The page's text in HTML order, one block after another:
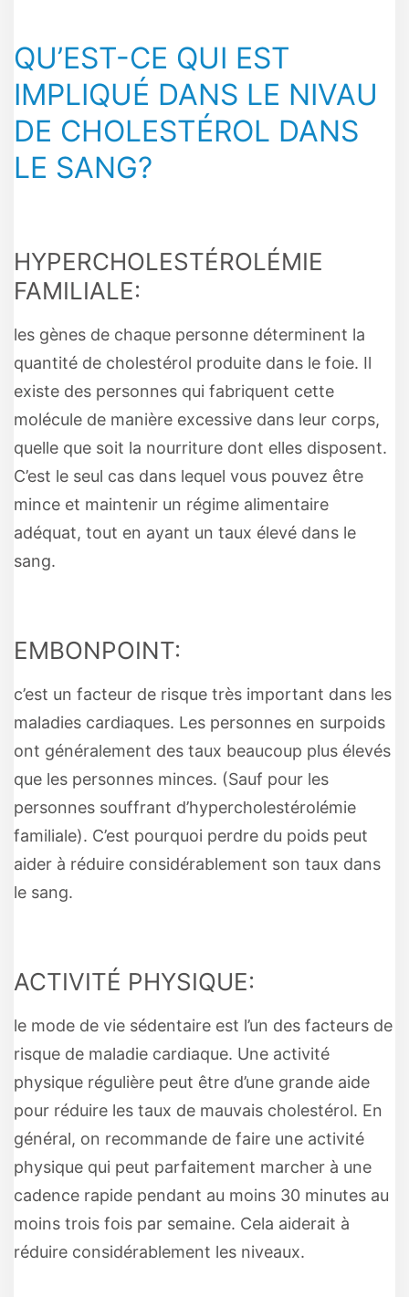
QU’EST-CE QUI EST
IMPLIQUÉ DANS LE NIVAU
DE CHOLESTÉROL DANS
LE SANG?
HYPERCHOLESTÉROLÉMIE
FAMILIALE:
les gènes de chaque personne déterminent la
quantité de cholestérol produite dans le foie. Il
existe des personnes qui fabriquent cette
molécule de manière excessive dans leur corps,
quelle que soit la nourriture dont elles disposent.
C’est le seul cas dans lequel vous pouvez être
mince et maintenir un régime alimentaire
adéquat, tout en ayant un taux élevé dans le
sang.
EMBONPOINT:
c’est un facteur de risque très important dans les
maladies cardiaques. Les personnes en surpoids
ont généralement des taux beaucoup plus élevés
que les personnes minces. (Sauf pour les
personnes souffrant d’hypercholestérolémie
familiale). C’est pourquoi perdre du poids peut
aider à réduire considérablement son taux dans
le sang.
ACTIVITÉ PHYSIQUE:
le mode de vie sédentaire est l’un des facteurs de
risque de maladie cardiaque. Une activité
physique régulière peut être d’une grande aide
pour réduire les taux de mauvais cholestérol. En
général, on recommande de faire une activité
physique qui peut parfaitement marcher à une
cadence rapide pendant au moins 30 minutes au
moins trois fois par semaine. Cela aiderait à
réduire considérablement les niveaux.